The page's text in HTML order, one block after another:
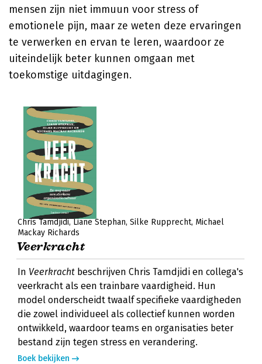
mensen zijn niet immuun voor stress of
emotionele pijn, maar ze weten deze ervaringen
te verwerken en ervan te leren, waardoor ze
uiteindelijk beter kunnen omgaan met
toekomstige uitdagingen.
Chris Tamdjidi Liane Stephan Silke Rupprecht Michael
Mackay Richards
Veerkracht
In Veerkracht beschrijven Chris Tamdjidi en collega's
veerkracht als een trainbare vaardigheid. Hun
model onderscheidt twaalf specifieke vaardigheden
die zowel individueel als collectief kunnen worden
ontwikkeld, waardoor teams en organisaties beter
bestand zijn tegen stress en verandering.
Boek bekijken